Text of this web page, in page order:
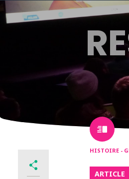
HISTOIRE -
ARTICLE